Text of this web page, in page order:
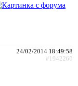
24/02/2014 18:49:58
#1942260